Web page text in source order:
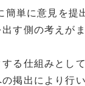
単に意見を提
す側の考えが
る仕組みとし
掲出により行い